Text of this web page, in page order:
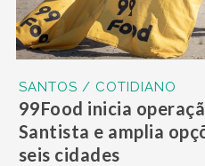
SANTOS / COTIDIANO
99Food inicia
Santista e amplia
seis cidades